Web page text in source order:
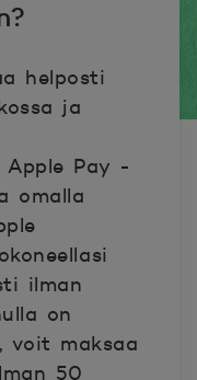
helposti
ja
Apple Pay -
omalla
ilman
on
voit maksaa
50